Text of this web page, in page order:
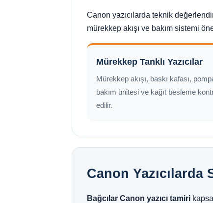
Canon yazıcılarda teknik
mürekkep akışı ve bakım sistemi
Mürekkep Tanklı Yazıcılar
Mürekkep akışı, baskı kafası,
bakım ünitesi ve kağıt besleme
edilir.
Canon Yazıcılarda
Bağcılar Canon yazıcı tamiri